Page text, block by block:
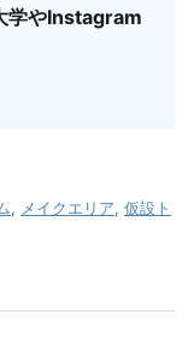
学やInstagram
, メイクエリア, 仮設ト